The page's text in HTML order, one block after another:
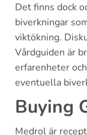
Det finns dock
biverkningar
viktökning.
Vårdguiden är
erfarenheter
eventuella
Buying
Medrol är